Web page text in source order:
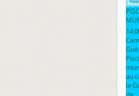
Gué
au
le